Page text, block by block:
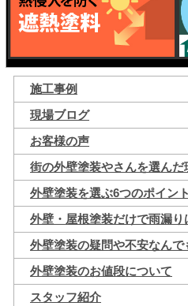
施工事例
現場ブログ
お客様の声
街の外壁塗装やさんを選んだ
外壁塗装を選ぶ6つのポイント
外壁・屋根塗装だけで雨漏り
外壁塗装の疑問や不安なんで
外壁塗装のお値段について
スタッフ紹介